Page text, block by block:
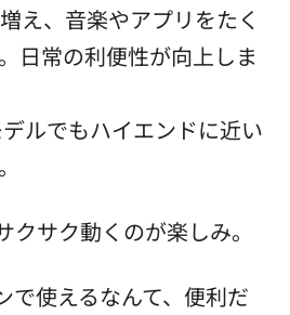
え、音楽やアプリをたく
日常の利便性が向上しま
ルでもハイエンドに近い
クサク動くのが楽しみ。
で使えるなんて、便利だ